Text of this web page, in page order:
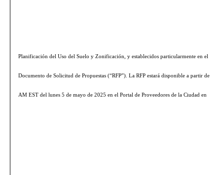
Planificación del Uso del Suelo y Zonificación, y establecidos particularmente en el
Documento de Solicitud de Propuestas (“RFP”). La RFP estará disponible a partir de las
AM EST del lunes 5 de mayo de 2025 en el Portal de Proveedores de la Ciudad en